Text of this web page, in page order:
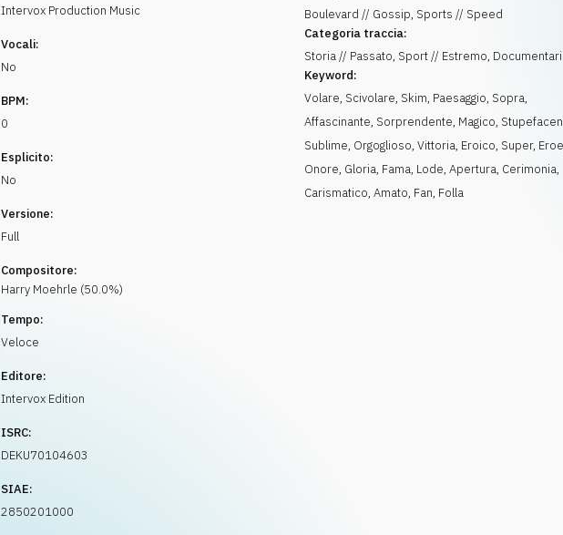
Intervox Production Music
Vocali:
No
BPM:
0
Esplicito:
No
Versione:
Full
Compositore:
Harry Moehrle (50.0%)
Tempo:
Veloce
Editore:
Intervox Edition
ISRC:
DEKU70104603
SIAE:
2850201000
Boulevard // Gossip, Sports // Speed
Categoria traccia:
Storia // Passato, Sport // Estremo, Documentari
Keyword:
Volare, Scivolare, Skim, Paesaggio, Sopra,
Affascinante, Sorprendente, Magico,
Sublime, Orgoglioso,Vittoria, Eroico, Super,
Onore, Gloria, Fama, Lode,Apertura, Cerimonia,
Carismatico,Amato, Fan, Folla